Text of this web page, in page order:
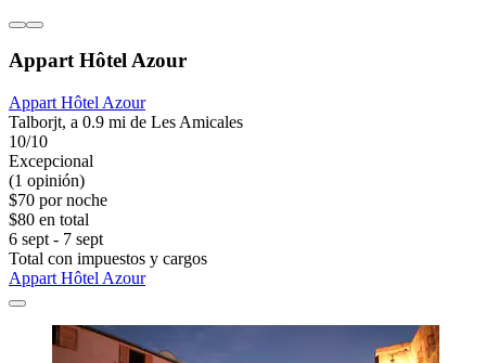
Appart Hôtel Azour
Appart Hôtel Azour
Talborjt, a 0.9 mi de Les Amicales
10/10
Excepcional
(1 opinión)
$70 por noche
$80 en total
6 sept - 7 sept
Total con impuestos y cargos
Appart Hôtel Azour